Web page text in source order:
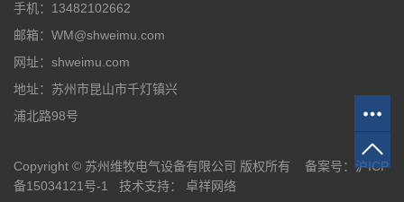
手机：13482102662
邮箱：WM@shweimu.com
网址：shweimu.com
地址：苏州市昆山市千灯镇兴
浦北路98号
Copyright © 苏州维牧电气设备有限公司 版权所有 备案号：沪ICP
备15034121号-1
技术支持： 卓祥网络